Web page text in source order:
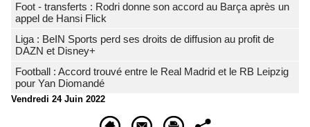
Foot - transferts : Rodri donne son accord au Barça après un
appel de Hansi Flick
Liga : BeIN Sports perd ses droits de diffusion au profit de
DAZN et Disney+
Football : Accord trouvé entre le Real Madrid et le RB Leipzig
pour Yan Diomandé
Vendredi 24 Juin 2022